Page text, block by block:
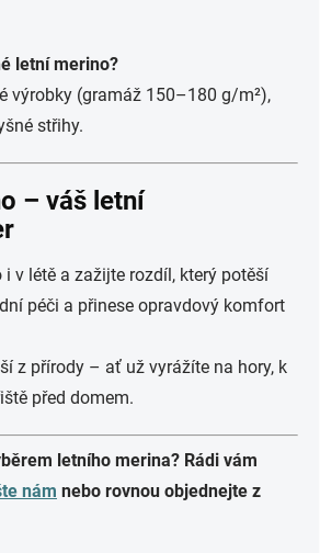
letní merino?
výrobky (gramáž 150–180 g/m²),
střihy.
– váš letní
v létě a zažijte rozdíl, který potěší
péči a přinese opravdový komfort
z přírody – ať už vyrážíte na hory, k
před domem.
letního merina? Rádi vám
nám nebo rovnou objednejte z